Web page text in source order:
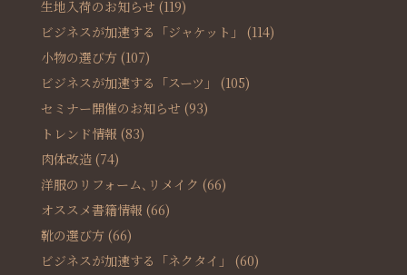
生地入荷のお知らせ (119)
ビジネスが加速する「ジャケット」
(114)
小物の選び方 (107)
ビジネスが加速する「スーツ」
(105)
セミナー開催のお知らせ (93)
トレンド情報 (83)
肉体改造(74)
洋服のリフォーム､リメイク (66)
オススメ書籍情報 (66)
靴の選び方 (66)
ビジネスが加速する「ネクタイ」
(60)